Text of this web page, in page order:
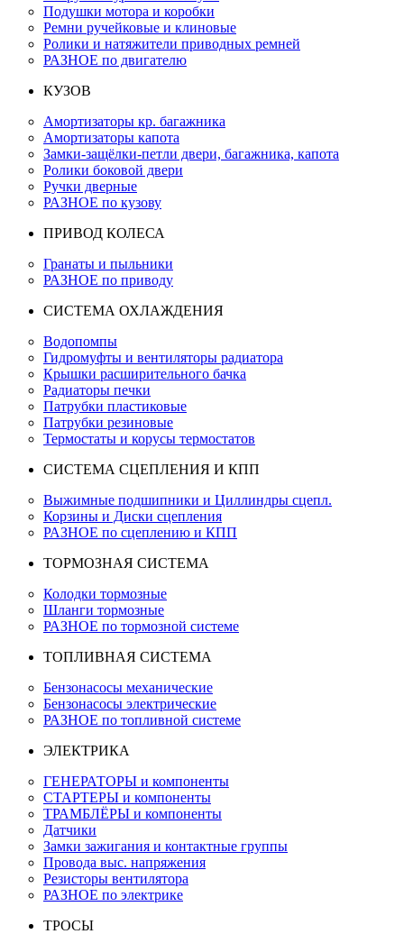
Подушки мотора и коробки
Ремни ручейковые и клиновые
Ролики и натяжители приводных ремней
РАЗНОЕ по двигателю
КУЗОВ
Амортизаторы кр. багажника
Амортизаторы капота
Замки-защёлки-петли двери, багажника, капота
Ролики боковой двери
Ручки дверные
РАЗНОЕ по кузову
ПРИВОД КОЛЕСА
Гранаты и пыльники
РАЗНОЕ по приводу
СИСТЕМА ОХЛАЖДЕНИЯ
Водопомпы
Гидромуфты и вентиляторы радиатора
Крышки расширительного бачка
Радиаторы печки
Патрубки пластиковые
Патрубки резиновые
Термостаты и корусы термостатов
СИСТЕМА СЦЕПЛЕНИЯ И КПП
Выжимные подшипники и Циллиндры сцепл.
Корзины и Диски сцепления
РАЗНОЕ по сцеплению и КПП
ТОРМОЗНАЯ СИСТЕМА
Колодки тормозные
Шланги тормозные
РАЗНОЕ по тормозной системе
ТОПЛИВНАЯ СИСТЕМА
Бензонасосы механические
Бензонасосы электрические
РАЗНОЕ по топливной системе
ЭЛЕКТРИКА
ГЕНЕРАТОРЫ и компоненты
СТАРТЕРЫ и компоненты
ТРАМБЛЁРЫ и компоненты
Датчики
Замки зажигания и контактные группы
Провода выс. напряжения
Резисторы вентилятора
РАЗНОЕ по электрике
ТРОСЫ